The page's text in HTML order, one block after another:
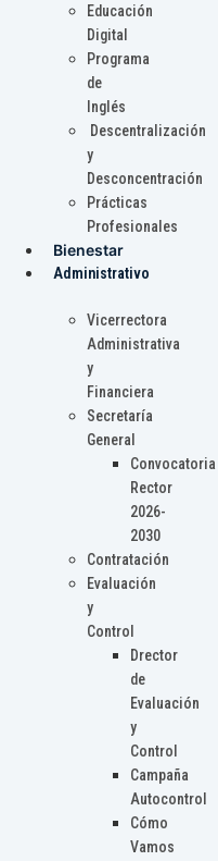
Educación
Digital
Programa
de
Inglés
Descentralización
y
Desconcentración
Prácticas
Profesionales
Bienestar
Administrativo
Vicerrectora
Administrativa
y
Financiera
Secretaría
General
Convocatoria
Rector
2026-
2030
Contratación
Evaluación
y
Control
Drector
de
Evaluación
y
Control
Campaña
Autocontrol
Cómo
Vamos